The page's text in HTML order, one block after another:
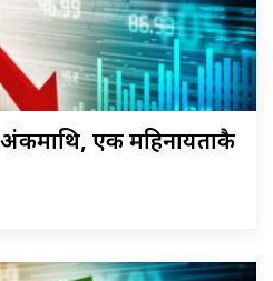
एक महिनायताकै